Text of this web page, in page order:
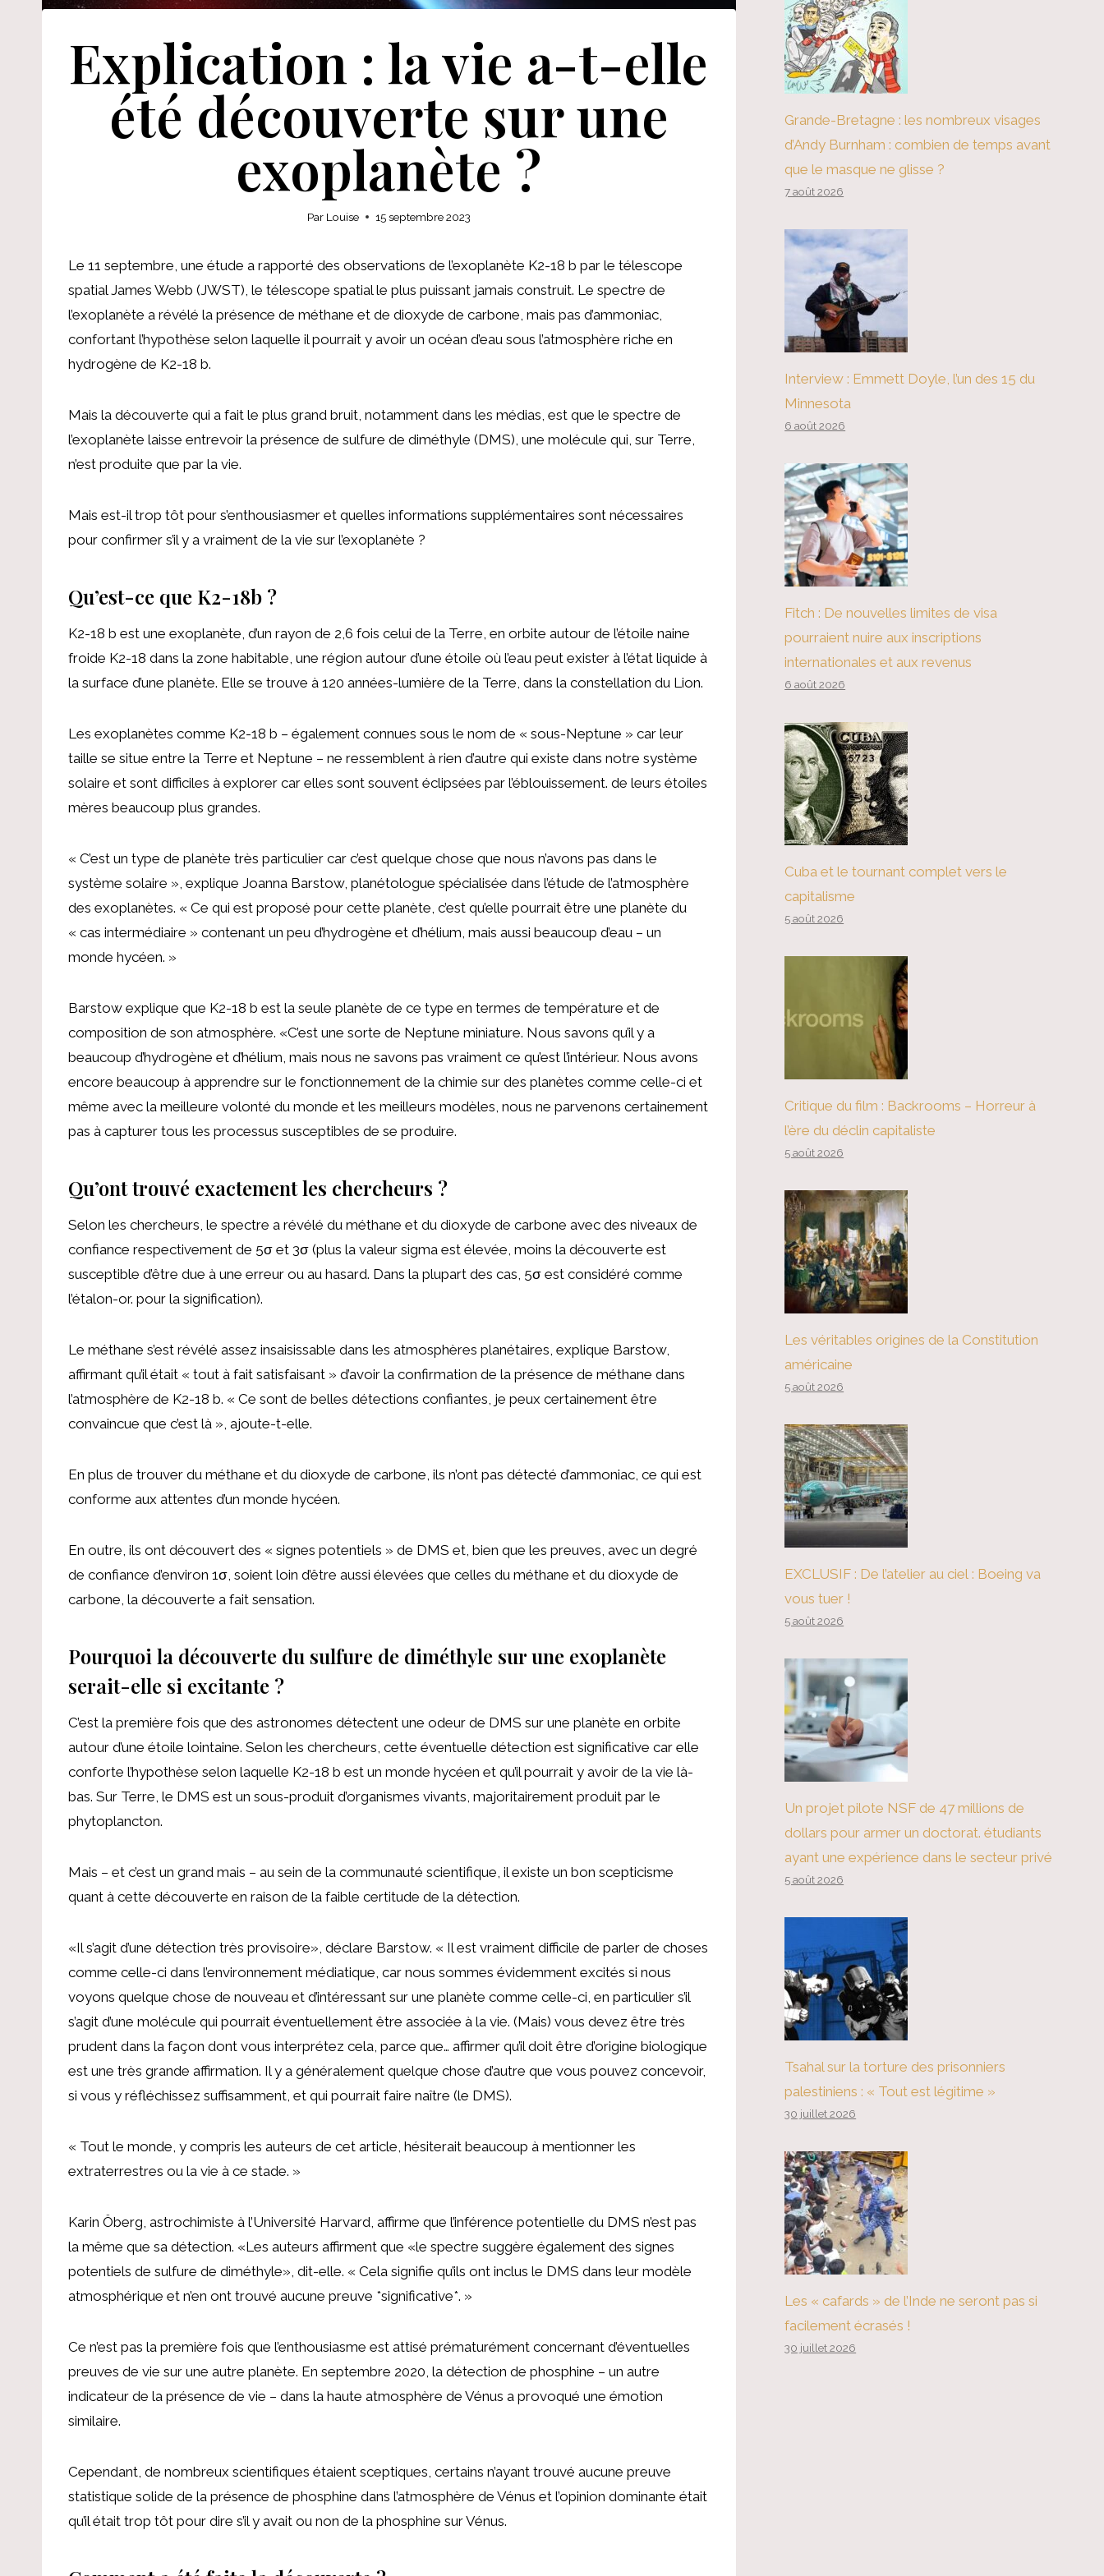
Explication : la vie a-t-elle
été découverte sur une
exoplanète ?
Par Louise 15 septembre 2023
Le 11 septembre, une étude a rapporté des observations de l’exoplanète K2-18 b par le télescope
spatial James Webb (JWST), le télescope spatial le plus puissant jamais construit. Le spectre de
l’exoplanète a révélé la présence de méthane et de dioxyde de carbone, mais pas d’ammoniac,
confortant l’hypothèse selon laquelle il pourrait y avoir un océan d’eau sous l’atmosphère riche en
hydrogène de K2-18 b.
Mais la découverte qui a fait le plus grand bruit, notamment dans les médias, est que le spectre de
l’exoplanète laisse entrevoir la présence de sulfure de diméthyle (DMS), une molécule qui, sur Terre,
n’est produite que par la vie.
Mais est-il trop tôt pour s’enthousiasmer et quelles informations supplémentaires sont nécessaires
pour confirmer s’il y a vraiment de la vie sur l’exoplanète ?
Qu’est-ce que K2-18b ?
K2-18 b est une exoplanète, d’un rayon de 2,6 fois celui de la Terre, en orbite autour de l’étoile naine
froide K2-18 dans la zone habitable, une région autour d’une étoile où l’eau peut exister à l’état liquide à
la surface d’une planète. Elle se trouve à 120 années-lumière de la Terre, dans la constellation du Lion.
Les exoplanètes comme K2-18 b – également connues sous le nom de « sous-Neptune » car leur
taille se situe entre la Terre et Neptune – ne ressemblent à rien d’autre qui existe dans notre système
solaire et sont difficiles à explorer car elles sont souvent éclipsées par l’éblouissement. de leurs étoiles
mères beaucoup plus grandes.
« C’est un type de planète très particulier car c’est quelque chose que nous n’avons pas dans le
système solaire », explique Joanna Barstow, planétologue spécialisée dans l’étude de l’atmosphère
des exoplanètes. « Ce qui est proposé pour cette planète, c’est qu’elle pourrait être une planète du
« cas intermédiaire » contenant un peu d’hydrogène et d’hélium, mais aussi beaucoup d’eau – un
monde hycéen. »
Barstow explique que K2-18 b est la seule planète de ce type en termes de température et de
composition de son atmosphère. «C’est une sorte de Neptune miniature. Nous savons qu’il y a
beaucoup d’hydrogène et d’hélium, mais nous ne savons pas vraiment ce qu’est l’intérieur. Nous avons
encore beaucoup à apprendre sur le fonctionnement de la chimie sur des planètes comme celle-ci et
même avec la meilleure volonté du monde et les meilleurs modèles, nous ne parvenons certainement
pas à capturer tous les processus susceptibles de se produire.
Qu’ont trouvé exactement les chercheurs ?
Selon les chercheurs, le spectre a révélé du méthane et du dioxyde de carbone avec des niveaux de
confiance respectivement de 5σ et 3σ (plus la valeur sigma est élevée, moins la découverte est
susceptible d’être due à une erreur ou au hasard. Dans la plupart des cas, 5σ est considéré comme
l’étalon-or. pour la signification).
Le méthane s’est révélé assez insaisissable dans les atmosphères planétaires, explique Barstow,
affirmant qu’il était « tout à fait satisfaisant » d’avoir la confirmation de la présence de méthane dans
l’atmosphère de K2-18 b. « Ce sont de belles détections confiantes, je peux certainement être
convaincue que c’est là », ajoute-t-elle.
En plus de trouver du méthane et du dioxyde de carbone, ils n’ont pas détecté d’ammoniac, ce qui est
conforme aux attentes d’un monde hycéen.
En outre, ils ont découvert des « signes potentiels » de DMS et, bien que les preuves, avec un degré
de confiance d’environ 1σ, soient loin d’être aussi élevées que celles du méthane et du dioxyde de
carbone, la découverte a fait sensation.
Pourquoi la découverte du sulfure de diméthyle sur une exoplanète
serait-elle si excitante ?
C’est la première fois que des astronomes détectent une odeur de DMS sur une planète en orbite
autour d’une étoile lointaine. Selon les chercheurs, cette éventuelle détection est significative car elle
conforte l’hypothèse selon laquelle K2-18 b est un monde hycéen et qu’il pourrait y avoir de la vie là-
bas. Sur Terre, le DMS est un sous-produit d’organismes vivants, majoritairement produit par le
phytoplancton.
Mais – et c’est un grand mais – au sein de la communauté scientifique, il existe un bon scepticisme
quant à cette découverte en raison de la faible certitude de la détection.
«Il s’agit d’une détection très provisoire», déclare Barstow. « Il est vraiment difficile de parler de choses
comme celle-ci dans l’environnement médiatique, car nous sommes évidemment excités si nous
voyons quelque chose de nouveau et d’intéressant sur une planète comme celle-ci, en particulier s’il
s’agit d’une molécule qui pourrait éventuellement être associée à la vie. (Mais) vous devez être très
prudent dans la façon dont vous interprétez cela, parce que… affirmer qu’il doit être d’origine biologique
est une très grande affirmation. Il y a généralement quelque chose d’autre que vous pouvez concevoir,
si vous y réfléchissez suffisamment, et qui pourrait faire naître (le DMS).
« Tout le monde, y compris les auteurs de cet article, hésiterait beaucoup à mentionner les
extraterrestres ou la vie à ce stade. »
Karin Öberg, astrochimiste à l’Université Harvard, affirme que l’inférence potentielle du DMS n’est pas
la même que sa détection. «Les auteurs affirment que «le spectre suggère également des signes
potentiels de sulfure de diméthyle», dit-elle. « Cela signifie qu’ils ont inclus le DMS dans leur modèle
atmosphérique et n’en ont trouvé aucune preuve *significative*. »
Ce n’est pas la première fois que l’enthousiasme est attisé prématurément concernant d’éventuelles
preuves de vie sur une autre planète. En septembre 2020, la détection de phosphine – un autre
indicateur de la présence de vie – dans la haute atmosphère de Vénus a provoqué une émotion
similaire.
Cependant, de nombreux scientifiques étaient sceptiques, certains n’ayant trouvé aucune preuve
statistique solide de la présence de phosphine dans l’atmosphère de Vénus et l’opinion dominante était
qu’il était trop tôt pour dire s’il y avait ou non de la phosphine sur Vénus.
Grande-Bretagne : les nombreux visages
d’Andy Burnham : combien de temps avant
que le masque ne glisse ?
7 août 2026
Interview : Emmett Doyle, l’un des 15 du
Minnesota
6 août 2026
Fitch : De nouvelles limites de visa
pourraient nuire aux inscriptions
internationales et aux revenus
6 août 2026
Cuba et le tournant complet vers le
capitalisme
5 août 2026
Critique du film : Backrooms – Horreur à
l’ère du déclin capitaliste
5 août 2026
Les véritables origines de la Constitution
américaine
5 août 2026
EXCLUSIF : De l’atelier au ciel : Boeing va
vous tuer !
5 août 2026
Un projet pilote NSF de 47 millions de
dollars pour armer un doctorat. étudiants
ayant une expérience dans le secteur privé
5 août 2026
Tsahal sur la torture des prisonniers
palestiniens : « Tout est légitime »
30 juillet 2026
Les « cafards » de l’Inde ne seront pas si
facilement écrasés !
30 juillet 2026